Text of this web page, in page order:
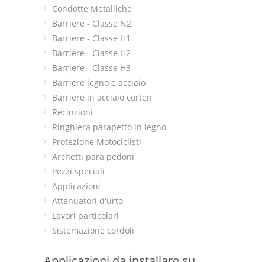
Condotte Metalliche
Barriere - Classe N2
Barriere - Classe H1
Barriere - Classe H2
Barriere - Classe H3
Barriere legno e acciaio
Barriere in acciaio corten
Recinzioni
Ringhiera parapetto in legno
Protezione Motociclisti
Archetti para pedoni
Pezzi speciali
Applicazioni
Attenuatori d'urto
Lavori particolari
Sistemazione cordoli